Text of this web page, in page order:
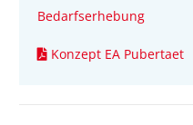
Bedarfserhebung
Konzept EA Pubertaet